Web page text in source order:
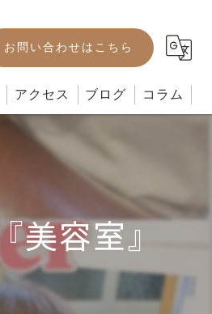
お問い合わせはこちら
アクセス ブログ コラム
美容室』